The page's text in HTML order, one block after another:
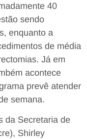
40
sendo
enquanto a
de média
Já em
acontece
prevê atender
semana.
da Secretaria de
Shirley